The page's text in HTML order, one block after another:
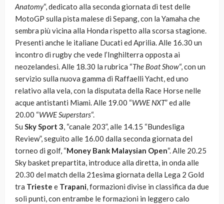
Anatomy“, dedicato alla seconda giornata di test delle
MotoGP sulla pista malese di Sepang, con la Yamaha che
sembra più vicina alla Honda rispetto alla scorsa stagione.
Presenti anche le italiane Ducati ed Aprilia. Alle 16.30 un
incontro di rugby che vede l’Inghilterra opposta ai
neozelandesi. Alle 18.30 la rubrica “The Boat Show“, con un
servizio sulla nuova gamma di Raffaelli Yacht, ed uno
relativo alla vela, con la disputata della Race Horse nelle
acque antistanti Miami. Alle 19.00 “WWE NXT” ed alle
20.00 “WWE Superstars“.
Su Sky Sport 3, “canale 203”, alle 14.15 “Bundesliga
Review”, seguito alle 16.00 dalla seconda giornata del
torneo di golf, “Money Bank Malaysian Open“. Alle 20.25
Sky basket prepartita, introduce alla diretta, in onda alle
20.30 del match della 21esima giornata della Lega 2 Gold
tra Trieste e Trapani, formazioni divise in classifica da due
soli punti, con entrambe le formazioni in leggero calo